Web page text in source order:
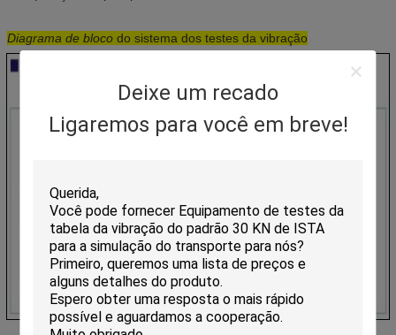
Deixe um recado
Ligaremos para você em breve!
Diagrama de bloco do sistema dos testes da vibração